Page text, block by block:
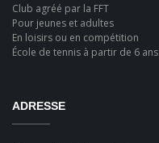
Club agréé par la FFT
Pour jeunes et adultes
En loisirs ou en compétition
École de tennis à partir de 6 ans
ADRESSE